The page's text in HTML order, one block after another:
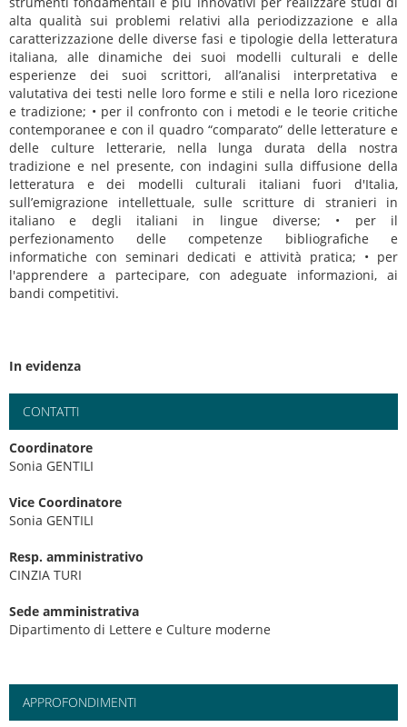
alta qualità sui problemi relativi alla periodizzazione e alla
caratterizzazione delle diverse fasi e tipologie della letteratura
italiana, alle dinamiche dei suoi modelli culturali e delle
esperienze dei suoi scrittori, all’analisi interpretativa e
valutativa dei testi nelle loro forme e stili e nella loro ricezione
e tradizione; • per il confronto con i metodi e le teorie critiche
contemporanee e con il quadro “comparato” delle letterature e
delle culture letterarie, nella lunga durata della nostra
tradizione e nel presente, con indagini sulla diffusione della
letteratura e dei modelli culturali italiani fuori d'Italia,
sull’emigrazione intellettuale, sulle scritture di stranieri in
italiano e degli italiani in lingue diverse; • per il
perfezionamento delle competenze bibliografiche e
informatiche con seminari dedicati e attività pratica; • per
l'apprendere a partecipare, con adeguate informazioni, ai
bandi competitivi.
In evidenza
CONTATTI
Coordinatore
Sonia GENTILI
Vice Coordinatore
Sonia GENTILI
Resp. amministrativo
CINZIA TURI
Sede amministrativa
Dipartimento di Lettere e Culture moderne
APPROFONDIMENTI